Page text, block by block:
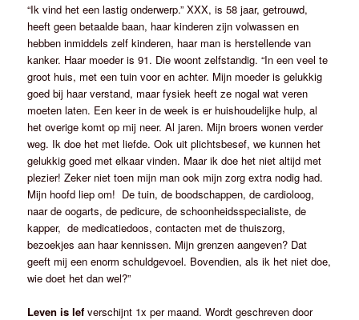
“Ik vind het een lastig onderwerp.” XXX, is 58 jaar, getrouwd,
heeft geen betaalde baan, haar kinderen zijn volwassen en
hebben inmiddels zelf kinderen, haar man is herstellende van
kanker. Haar moeder is 91. Die woont zelfstandig. “In een veel te
groot huis, met een tuin voor en achter. Mijn moeder is gelukkig
goed bij haar verstand, maar fysiek heeft ze nogal wat veren
moeten laten. Een keer in de week is er huishoudelijke hulp, al
het overige komt op mij neer. Al jaren. Mijn broers wonen verder
weg. Ik doe het met liefde. Ook uit plichtsbesef, we kunnen het
gelukkig goed met elkaar vinden. Maar ik doe het niet altijd met
plezier! Zeker niet toen mijn man ook mijn zorg extra nodig had.
Mijn hoofd liep om! De tuin, de boodschappen, de cardioloog,
naar de oogarts, de pedicure, de schoonheidsspecialiste, de
kapper, de medicatiedoos, contacten met de thuiszorg,
bezoekjes aan haar kennissen. Mijn grenzen aangeven? Dat
geeft mij een enorm schuldgevoel. Bovendien, als ik het niet doe,
wie doet het dan wel?”
Leven is lef verschijnt 1x per maand. Wordt geschreven door